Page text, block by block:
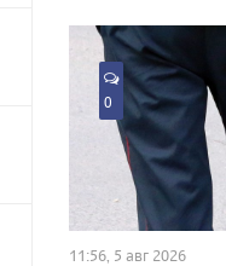
0
11:56, 5 авг 2026